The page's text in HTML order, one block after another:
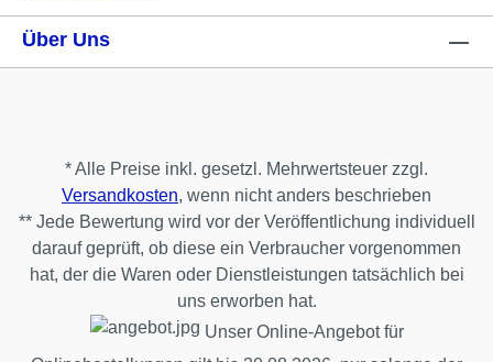
Über Uns
* Alle Preise inkl. gesetzl. Mehrwertsteuer zzgl.
Versandkosten, wenn nicht anders beschrieben
** Jede Bewertung wird vor der Veröffentlichung individuell
darauf geprüft, ob diese ein Verbraucher vorgenommen
hat, der die Waren oder Dienstleistungen tatsächlich bei
uns erworben hat.
Unser Online-Angebot für